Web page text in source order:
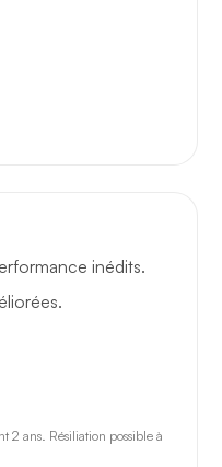
inédits.
2 ans. Résiliation possible à